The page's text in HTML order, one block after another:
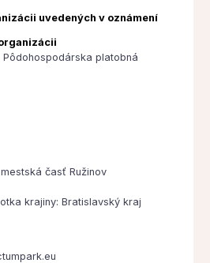
uvedených v oznámení
platobná
časť Ružinov
krajiny: Bratislavský kraj